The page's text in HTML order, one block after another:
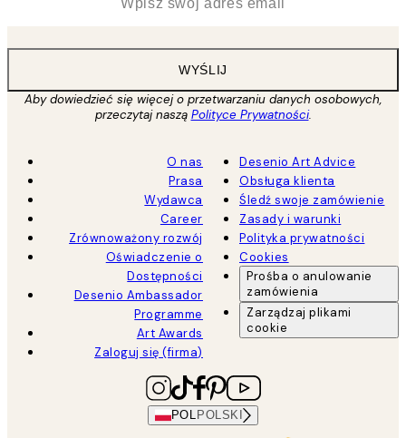
WYŚLIJ
Aby dowiedzieć się więcej o przetwarzaniu danych osobowych,
przeczytaj naszą Polityce Prywatności.
O nas
Prasa
Wydawca
Career
Zrównoważony rozwój
Oświadczenie o
Dostępności
Desenio Ambassador
Programme
Art Awards
Zaloguj się (firma)
Desenio Art Advice
Obsługa klienta
Śledź swoje zamówienie
Zasady i warunki
Polityka prywatności
Cookies
Prośba o anulowanie
zamówienia
Zarządzaj plikami
cookie
POL POLSKI